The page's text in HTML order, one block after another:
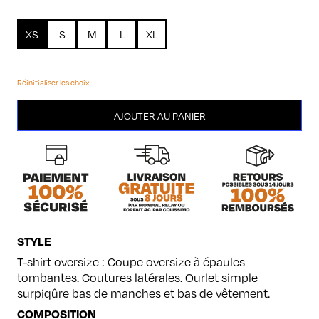
XS S M L XL
Réinitialiser les choix
AJOUTER AU PANIER
STYLE
T-shirt oversize : Coupe oversize à épaules
tombantes. Coutures latérales. Ourlet simple
surpiqûre bas de manches et bas de vêtement.
COMPOSITION